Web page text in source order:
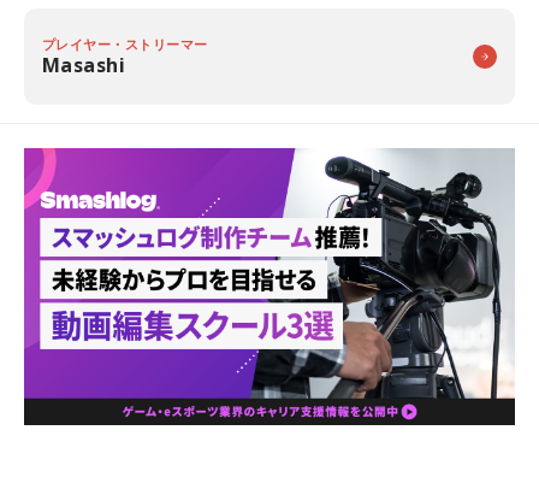
プレイヤー・ストリーマー
Masashi